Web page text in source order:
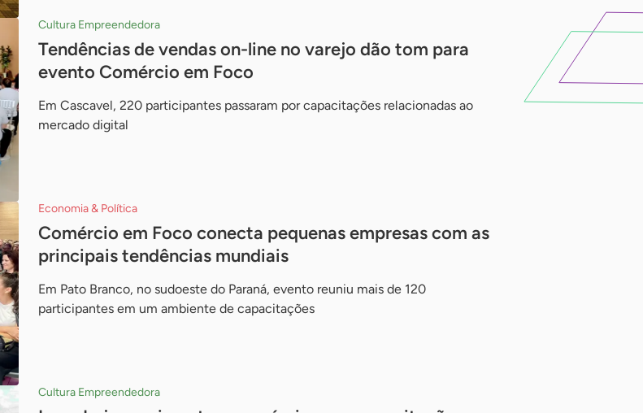
Cultura Empreendedora
Tendências de vendas on-line no varejo dão tom para
evento Comércio em Foco
Em Cascavel, 220 participantes passaram por capacitações relacionadas ao
mercado digital
Economia & Política
Comércio em Foco conecta pequenas empresas com as
principais tendências mundiais
Em Pato Branco, no sudoeste do Paraná, evento reuniu mais de 120
participantes em um ambiente de capacitações
Cultura Empreendedora